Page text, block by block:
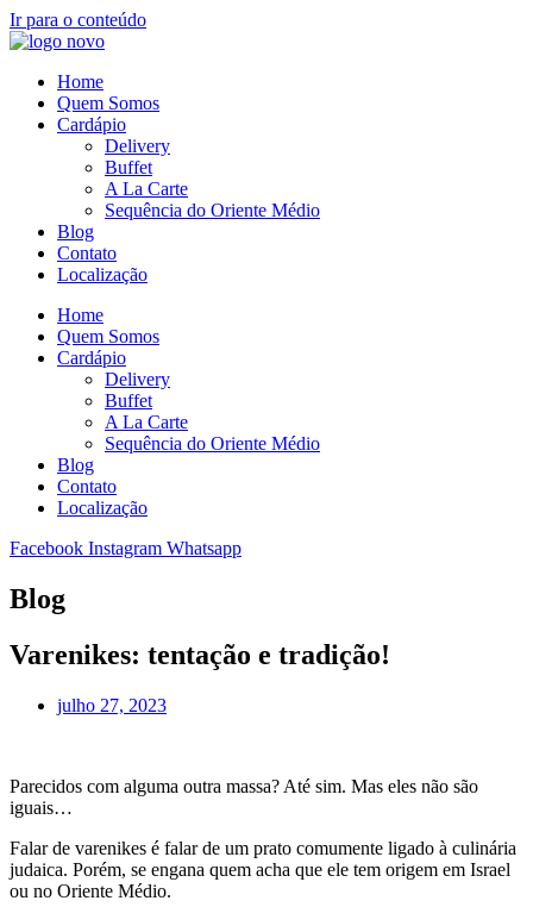
Ir para o conteúdo
Home
Quem Somos
Cardápio
Delivery
Buffet
A La Carte
Sequência do Oriente Médio
Blog
Contato
Localização
Home
Quem Somos
Cardápio
Delivery
Buffet
A La Carte
Sequência do Oriente Médio
Blog
Contato
Localização
Facebook Instagram Whatsapp
Blog
Varenikes: tentação e tradição!
julho 27, 2023
Parecidos com alguma outra massa? Até sim. Mas eles não são
iguais…
Falar de varenikes é falar de um prato comumente ligado à culinária
judaica. Porém, se engana quem acha que ele tem origem em Israel
ou no Oriente Médio.